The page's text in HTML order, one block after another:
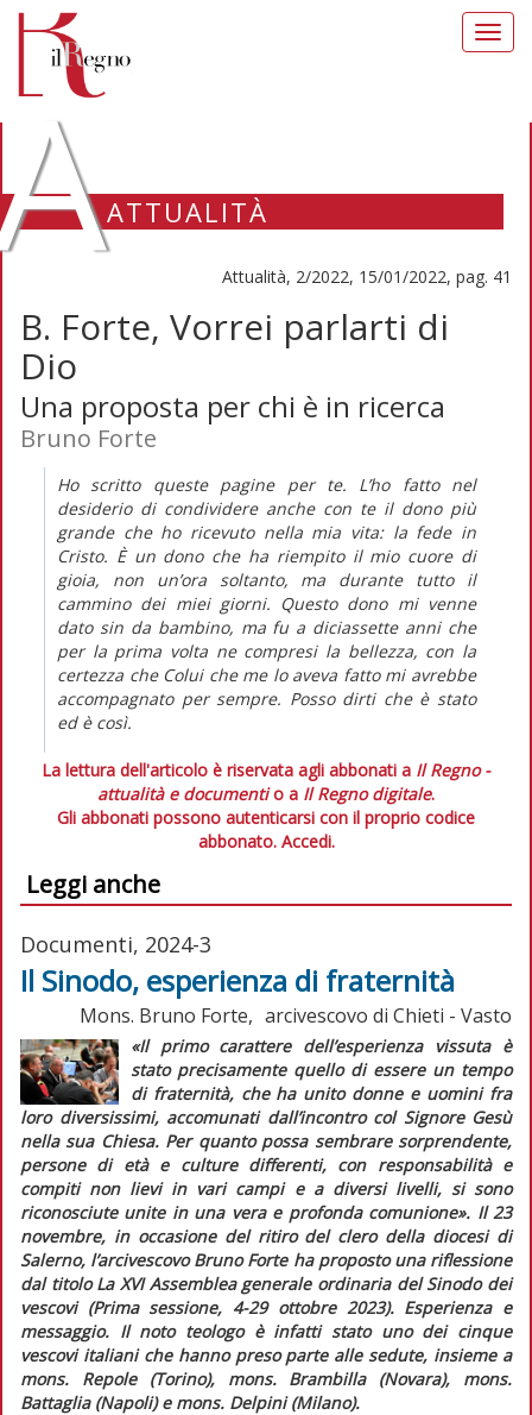
ATTUALITÀ
Attualità, 2/2022, 15/01/2022, pag. 41
B. Forte, Vorrei parlarti di
Dio
Una proposta per chi è in ricerca
Bruno Forte
Ho scritto queste pagine per te. L’ho fatto nel
desiderio di condividere anche con te il dono più
grande che ho ricevuto nella mia vita: la fede in
Cristo. È un dono che ha riempito il mio cuore di
gioia, non un’ora soltanto, ma durante tutto il
cammino dei miei giorni. Questo dono mi venne
dato sin da bambino, ma fu a diciassette anni che
per la prima volta ne compresi la bellezza, con la
certezza che Colui che me lo aveva fatto mi avrebbe
accompagnato per sempre. Posso dirti che è stato
ed è così.
La lettura dell'articolo è riservata agli abbonati a Il Regno -
attualità e documentio a Il Regno digitale.
Gli abbonati possono autenticarsi con il proprio codice
abbonato. Accedi.
Leggi anche
Documenti, 2024-3
Il Sinodo, esperienza di fraternità
Mons. Bruno Forte, arcivescovo di Chieti - Vasto
«Il primo carattere dell’esperienza vissuta è
stato precisamente quello di essere un tempo
di fraternità, che ha unito donne e uomini fra
loro diversissimi, accomunati dall’incontro col Signore Gesù
nella sua Chiesa. Per quanto possa sembrare sorprendente,
persone di età e culture differenti, con responsabilità e
compiti non lievi in vari campi e a diversi livelli, si sono
riconosciute unite in una vera e profonda comunione». Il 23
novembre, in occasione del ritiro del clero della diocesi di
Salerno, l’arcivescovo Bruno Forte ha proposto una riflessione
dal titoloLa XVI Assemblea generale ordinaria del Sinodo dei
vescovi (Prima sessione, 4-29 ottobre 2023). Esperienza e
messaggio. Il noto teologo è infatti stato uno dei cinque
vescovi italiani che hanno preso parte alle sedute, insieme a
mons. Repole (Torino), mons. Brambilla (Novara), mons.
Battaglia (Napoli) e mons. Delpini (Milano).